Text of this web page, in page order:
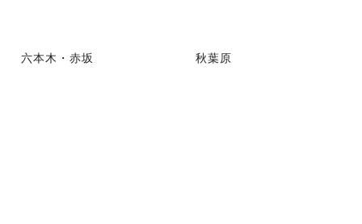
六本木・赤坂 秋葉原